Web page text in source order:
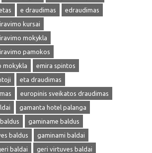
e draudimas
edraudimas
kursai
mokykla
pamokos
mokykla
emira spintos
eta draudimas
europinis sveikatos draudimas
gamanta hotel palanga
gaminame baldus
baldus
gaminami baldai
baldai
geri virtuves baldai